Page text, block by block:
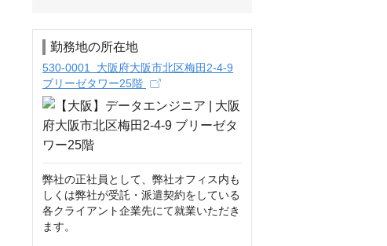
勤務地の所在地
530-0001 大阪府大阪市北区梅田2-4-9
ブリーゼタワー25階
弊社の正社員として、弊社オフィス内も
しくは弊社が受託・派遣契約をしている
各クライアント企業先にて就業いただき
ます。